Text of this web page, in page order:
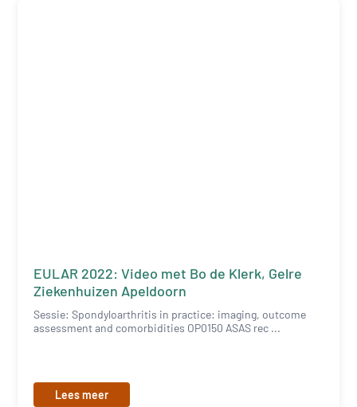
EULAR 2022: Video met Bo de Klerk, Gelre
Ziekenhuizen Apeldoorn
Sessie: Spondyloarthritis in practice: imaging, outcome
assessment and comorbidities OP0150 ASAS rec ...
Lees meer